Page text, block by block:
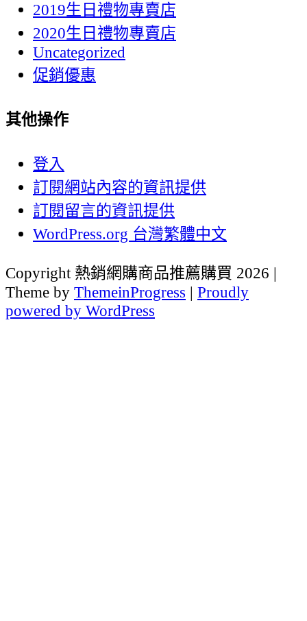
2019生日禮物專賣店
2020生日禮物專賣店
Uncategorized
促銷優惠
其他操作
登入
訂閱網站內容的資訊提供
訂閱留言的資訊提供
WordPress.org 台灣繁體中文
Copyright 熱銷網購商品推薦購買 2026 |
Theme by ThemeinProgress | Proudly
powered by WordPress